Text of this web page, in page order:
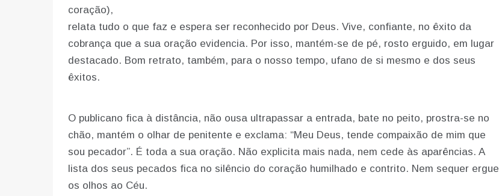
coração),
relata tudo o que faz e espera ser reconhecido por Deus. Vive, confiante, no êxito da
cobrança que a sua oração evidencia. Por isso, mantém-se de pé, rosto erguido, em lugar
destacado. Bom retrato, também, para o nosso tempo, ufano de si mesmo e dos seus
êxitos.
O publicano fica à distância, não ousa ultrapassar a entrada, bate no peito, prostra-se no
chão, mantém o olhar de penitente e exclama: “Meu Deus, tende compaixão de mim que
sou pecador”. É toda a sua oração. Não explicita mais nada, nem cede às aparências. A
lista dos seus pecados fica no silêncio do coração humilhado e contrito. Nem sequer ergue
os olhos ao Céu.